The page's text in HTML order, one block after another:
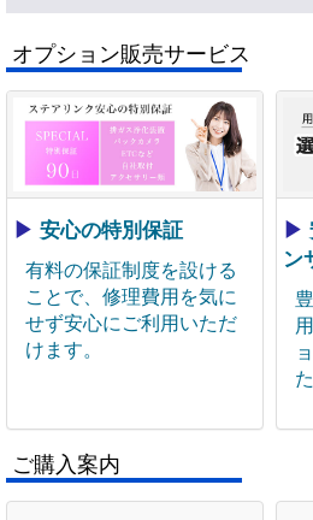
オプション販売サービス
▶ 安心の特別保証
有料の保証制度を設ける
ことで、修理費用を気に
せず安心にご利用いただ
けます。
▶
ン
ご購入案内